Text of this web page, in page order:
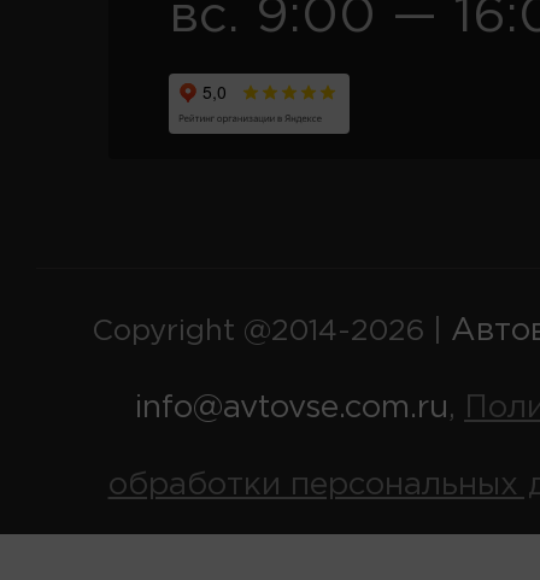
вс. 9:00 —
Copyright @2014-2026 |
info@avtovse.com.ru,
обработки персональных